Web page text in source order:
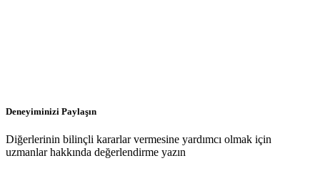
Deneyiminizi Paylaşın
Diğerlerinin bilinçli kararlar vermesine yardımcı olmak için
uzmanlar hakkında değerlendirme yazın